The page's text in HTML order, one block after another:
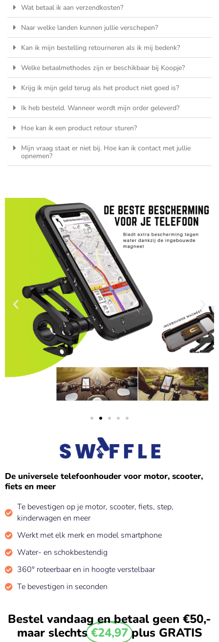
Wat betaal ik aan verzendkosten?
Naar welke landen kunnen jullie verschepen?
Kan ik mijn bestelling retourneren als ik mij bedenk?
Welke betaalmethodes zijn er beschikbaar bij Koopje?
Krijg ik mijn geld terug als het product niet goed is?
Ik heb besteld. Wanneer wordt mijn order geleverd?
Hoe kan ik een product retour sturen?
Mijn vraag staat er niet bij. Hoe kan ik contact met jullie
opnemen?
De universele telefoonhouder voor motor, scooter,
fiets en meer
Te bevestigen op je motor, scooter, fiets, step,
kinderwagen en meer
Werkt met elk merk en model smartphone
Water- en schokbestendig
360° roteerbaar en in hoogte verstelbaar
Te bevestigen in seconden
Bestel vandaag en betaal geen €50,-
maar slechts €24,97 plus GRATIS